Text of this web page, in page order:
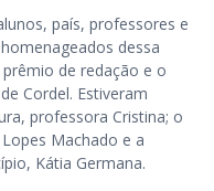
país, professores e
dessa
de redação e o
Cordel. Estiveram
professora Cristina; o
Machado e a
Kátia Germana.